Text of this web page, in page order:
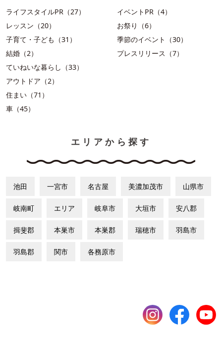
ライフスタイルPR（27）
レッスン（20）
子育て・子ども（31）
結婚（2）
ていねいな暮らし（33）
アウトドア（2）
住まい（71）
車（45）
イベントPR（4）
お祭り（6）
季節のイベント（30）
プレスリリース（7）
エリアから探す
池田 一宮市 名古屋 美濃加茂市 山県市
岐南町 エリア 岐阜市 大垣市 安八郡
揖斐郡 本巣市 本巣郡 瑞穂市 羽島市
羽島郡 関市 各務原市